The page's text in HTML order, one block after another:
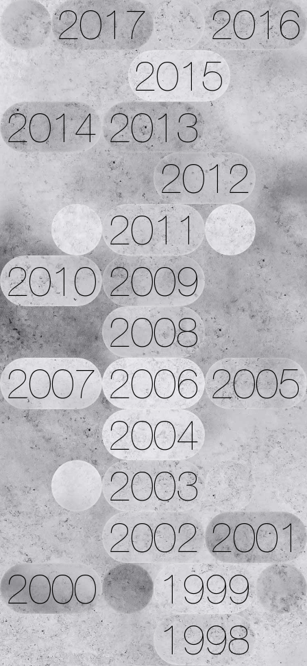
2017
2016
2015
2014 2013
2012
2011
2010 2009
2008
2007 2006 2005
2004
2003
2002 2001
2000
1999
1998